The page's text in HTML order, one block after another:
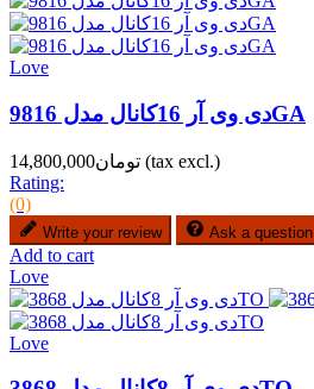
Love
دی وی آر 16کانال مدل 9816GA
تومان14,800,000 (tax excl.)
Rating:
(0)
Write your review Ask a question
Add to cart
Love
Love